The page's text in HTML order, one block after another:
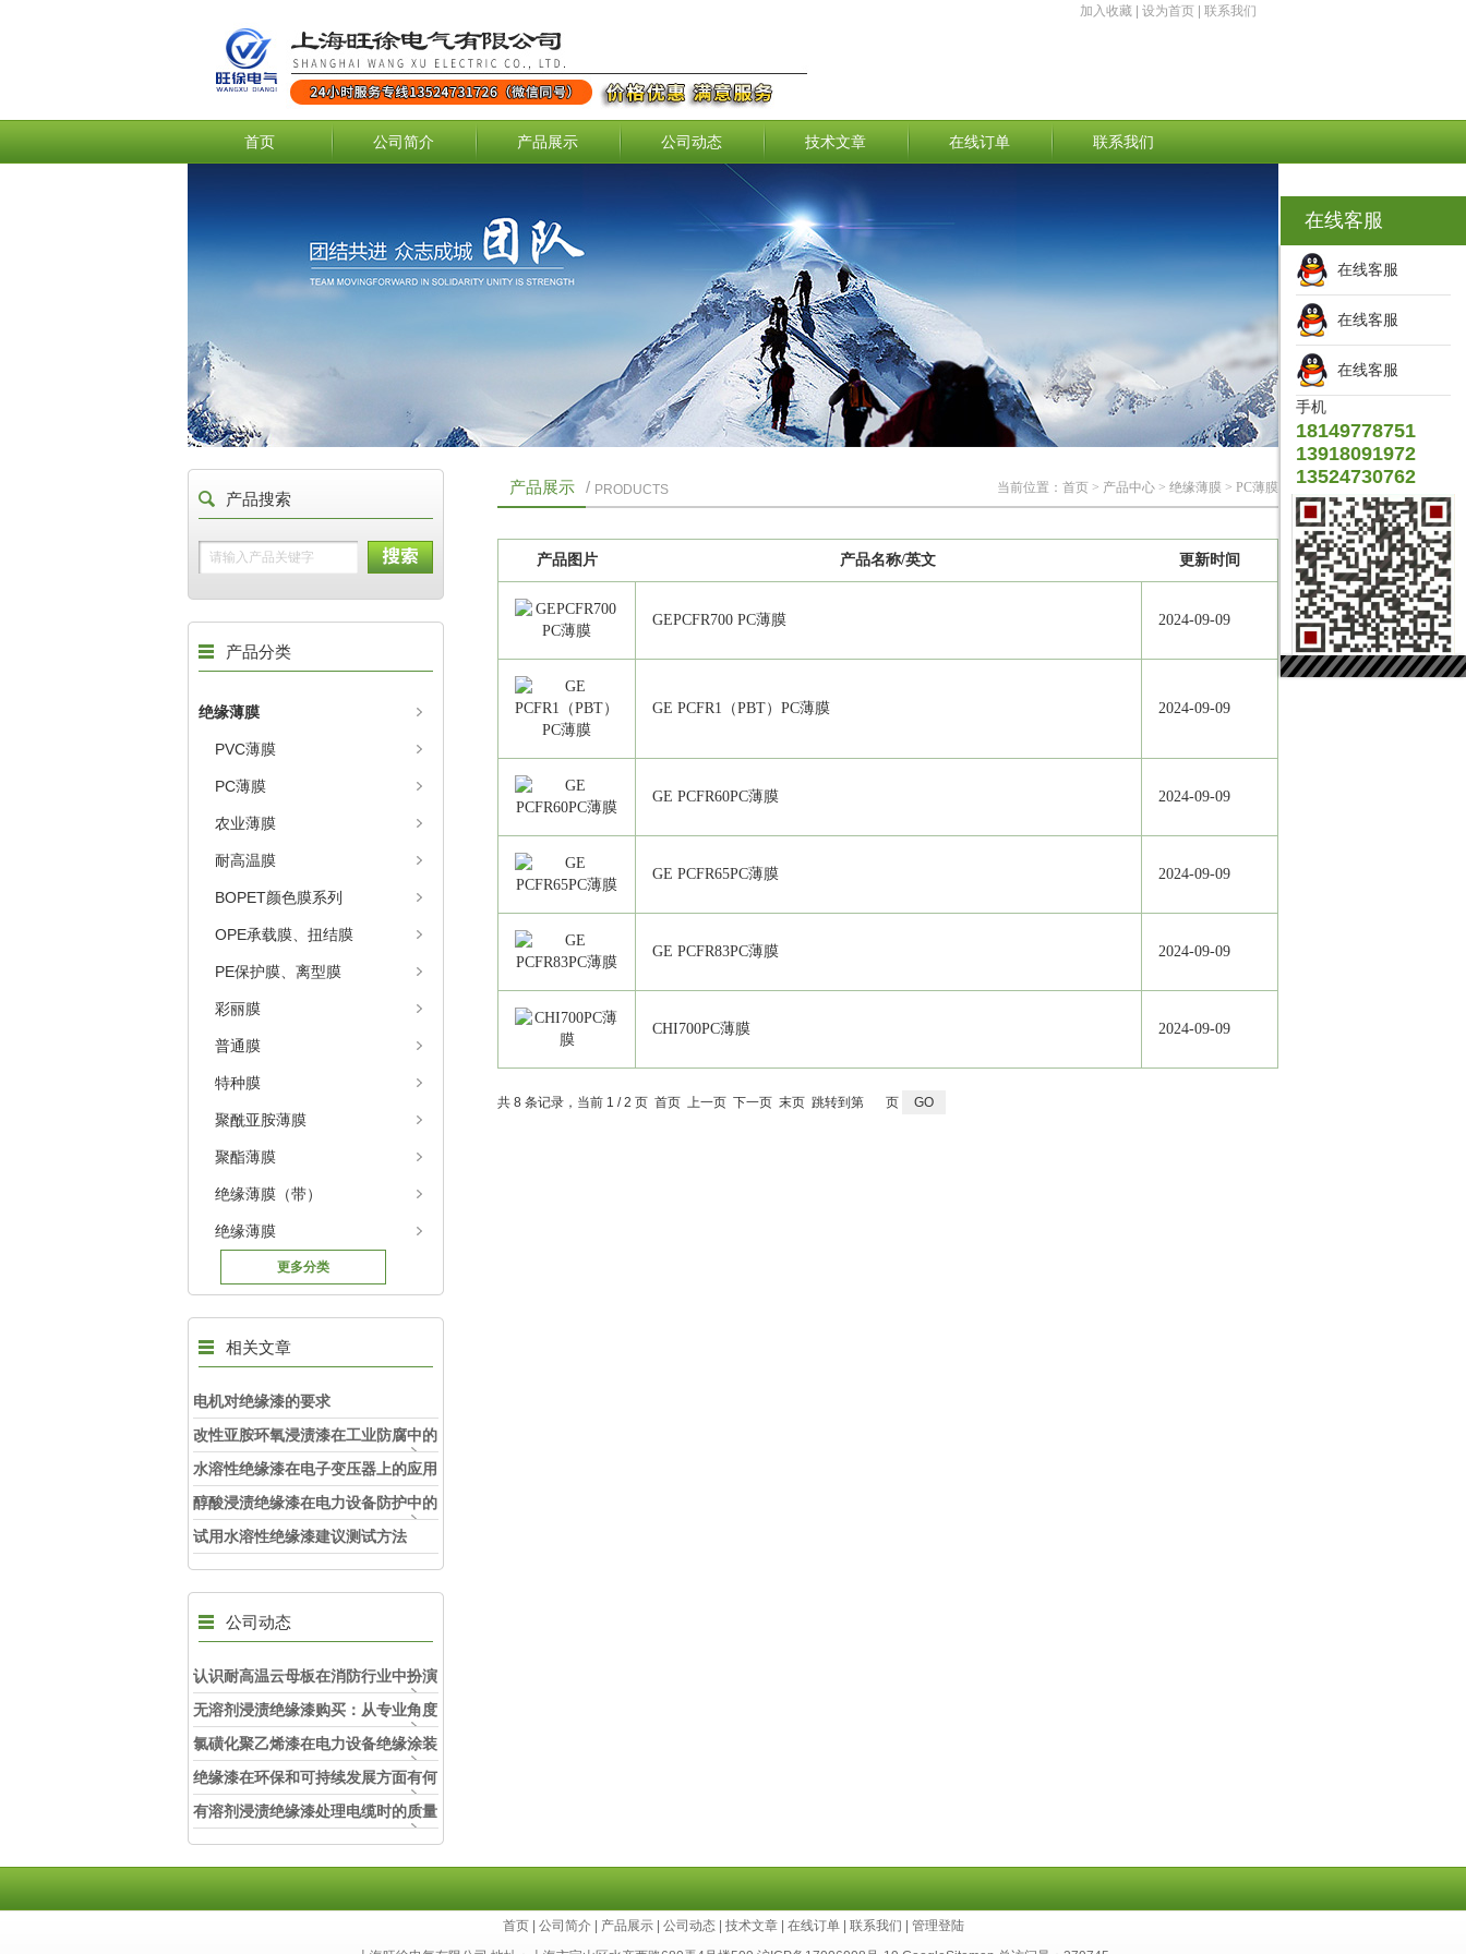
加入收藏 设为首页 联系我们
首页 公司简介 产品展示 公司动态 技术文章 在线订单 联系我们
产品搜索
产品分类
绝缘薄膜
PVC薄膜
PC薄膜
农业薄膜
耐高温膜
BOPET颜色膜系列
OPE承载膜、扭结膜
PE保护膜、离型膜
彩丽膜
普通膜
特种膜
聚酰亚胺薄膜
聚酯薄膜
绝缘薄膜（带）
绝缘薄膜
更多分类
相关文章
电机对绝缘漆的要求
改性亚胺环氧浸渍漆在工业防腐中的
重要意义
水溶性绝缘漆在电子变压器上的应用
醇酸浸渍绝缘漆在电力设备防护中的
应用
试用水溶性绝缘漆建议测试方法
公司动态
认识耐高温云母板在消防行业中扮演
的角色
无溶剂浸渍绝缘漆购买：从专业角度
看如何选择
氯磺化聚乙烯漆在电力设备绝缘涂装
中的实际应用效果
绝缘漆在环保和可持续发展方面有何
考虑？
有溶剂浸渍绝缘漆处理电缆时的质量
和安全性考虑因素
产品展示 / PRODUCTS 当前位置： 首页 > 产品中心 > 绝缘薄膜 > PC薄膜
产品图片 产品名称/英文 更新时间
GEPCFR700 PC薄膜 2024-09-09
GE PCFR1（PBT）PC薄膜 2024-09-09
GE PCFR60PC薄膜 2024-09-09
GE PCFR65PC薄膜 2024-09-09
GE PCFR83PC薄膜 2024-09-09
CHI700PC薄膜 2024-09-09
共 8 条记录，当前 1 / 2 页 首页 上一页 下一页 末页 跳转到第 页
首页| 公司简介| 产品展示| 公司动态| 技术文章| 在线订单| 联系我们
管理登陆
在线客服
在线客服
在线客服
在线客服
手机
18149778751
13918091972
13524730762